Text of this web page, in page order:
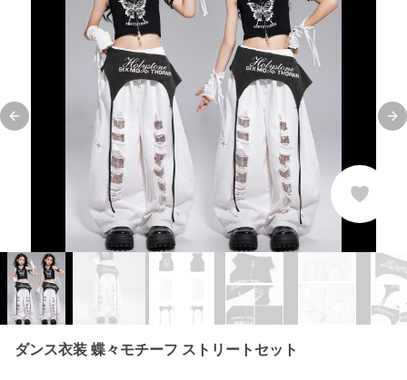
Previous slide
ダンス衣装 蝶々モチーフ ストリートセット